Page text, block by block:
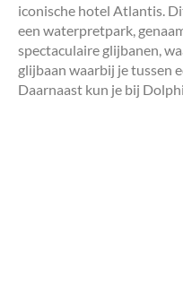
iconische hotel Atlantis.
een waterpretpark,
spectaculaire glijbanen,
glijbaan waarbij je tussen
Daarnaast kun je bij